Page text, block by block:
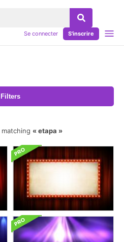
Se connecter S'inscrire
Filters
etapa